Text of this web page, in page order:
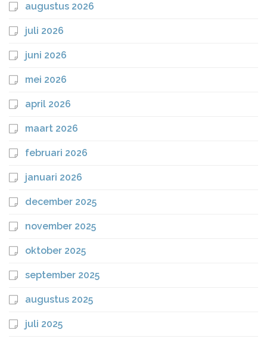
augustus 2026
juli 2026
juni 2026
mei 2026
april 2026
maart 2026
februari 2026
januari 2026
december 2025
november 2025
oktober 2025
september 2025
augustus 2025
juli 2025